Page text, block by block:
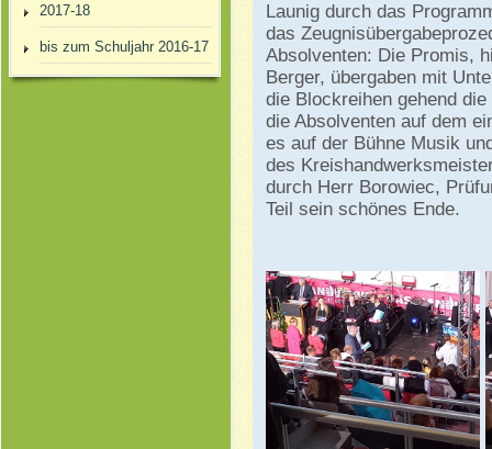
2017-18
bis zum Schuljahr 2016-17
Launig durch das
das
Absolventen: Die Promis,
Berger, übergaben mit
die Blockreihen gehend
die Absolventen auf dem
es auf der Bühne Musik
des
durch Herr Borowiec,
Teil sein schönes Ende.